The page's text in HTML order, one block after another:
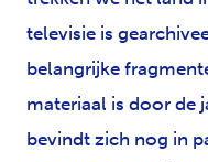
televisie is
belangrijke
materiaal is door de
bevindt zich nog in